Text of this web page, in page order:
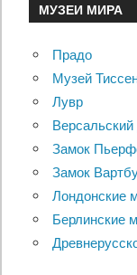
МУЗЕИ МИРА
Прадо
Музей
Лувр
Замок
Замок
Лондонские
Берлинские